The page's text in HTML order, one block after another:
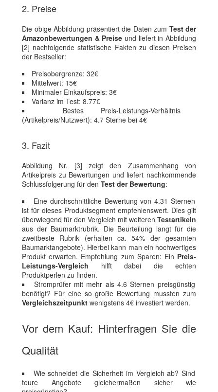
2. Preise
Die obige Abbildung präsentiert die Daten zum Test der
Amazonbewertungen & Preise und liefert in Abbildung
[2] nachfolgende statistische Fakten zu diesen Preisen
der Bestseller:
Preisobergrenze: 32€
Mittelwert: 15€
Minimaler Einkaufspreis: 3€
Varianz im Test: 8.77€
Bestes Preis-Leistungs-Verhältnis
(Artikelpreis/Nutzwert): 4.7 Sterne bei 4€
3. Fazit
Abbildung Nr. [3] zeigt den Zusammenhang von
Artikelpreis zu Bewertungen und liefert nachkommende
Schlussfolgerung für den Test der Bewertung:
Eine durchschnittliche Bewertung von 4.31 Sternen
ist für dieses Produktsegment empfehlenswert. Dies gilt
überwiegend für den Vergleich mit weiteren Testartikeln
aus der Baumarktrubrik. Die Beurteilung langt für die
zweitbeste Rubrik (erhalten ca. 54% der gesamten
Baumarktangebote). Hierbei kann man ein hochwertiges
Produkt erwarten. Empfehlung zum Sparen: Ein Preis-
Leistungs-Vergleich hilft dabei die echten
Produktperlen zu finden.
Stromprüfer mit mehr als 4.6 Sternen preisgünstig
benötigt? Für eine so große Bewertung mussten zum
Vergleichszeitpunkt wenigstens 4€ investiert werden.
Vor dem Kauf: Hinterfragen Sie die
Qualität
Wie schneidet die Sicherheit im Vergleich ab? Sind
teure Angebote gleichermaßen sicher wie